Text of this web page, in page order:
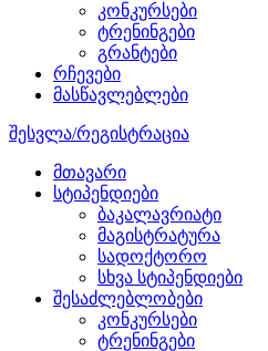
კონკურსები
ტრენინგები
გრანტები
რჩევები
მასწავლებლები
შესვლა/რეგისტრაცია
მთავარი
სტიპენდიები
ბაკალავრიატი
მაგისტრატურა
სადოქტორო
სხვა სტიპენდიები
შესაძლებლობები
კონკურსები
ტრენინგები